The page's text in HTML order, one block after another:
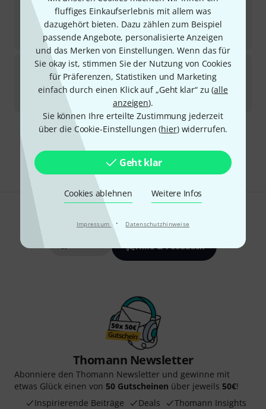
fluffiges Einkaufserlebnis mit allem was
dazugehört bieten. Dazu zählen zum Beispiel
passende Angebote, personalisierte Anzeigen
und das Merken von Einstellungen. Wenn das für
Sie okay ist, stimmen Sie der Nutzung von Cookies
für Präferenzen, Statistiken und Marketing
einfach durch einen Klick auf „Geht klar“ zu (alle
anzeigen).
Sie können Ihre erteilte Zustimmung jederzeit
über die Cookie-Einstellungen (hier) widerrufen.
Geht klar
Cookies ablehnen Weitere Infos
Impressum · Datenschutzhinweise
1
Sofort lieferbar
22,50€
TamaVivid Collection Stick Bag BxW
Sofort lieferbar
Kostenloser Versand ab 29 €
Alle Preise inkl. MwSt.
Gefällt Ihnen, was Sie sehen?
Hilfe & Feedback
Thomann Newsletter
Abonniere den Thomann Newsletter und gewinne mit
etwas Glück einen von 50 Gutscheinen über jeweils 50€!
Inspirierende Beiträge
Deals Thomann Insights